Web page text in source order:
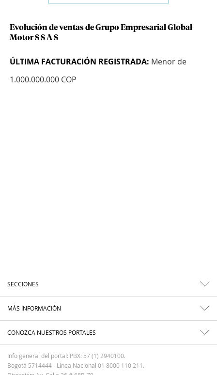
Evolución de ventas de Grupo Empresarial Global
Motor S S A S
ÚLTIMA FACTURACIÓN REGISTRADA: Menor de
1.000.000.000 COP
SECCIONES
MÁS INFORMACIÓN
CONOZCA NUESTROS PORTALES
Info general del portal: PBX: 57 (1) 2940100.
Bogotá 5714444 - Línea Nacional 01 8000 110 211.